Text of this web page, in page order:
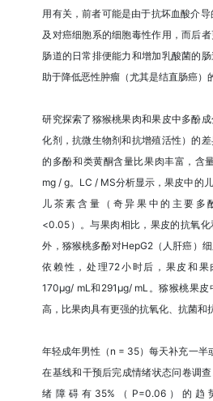
用有关，前者可能是由于抗坏血酸介
及对癌细胞系的细胞毒性作用，而后
肠道的日常排便能力和增加乳酸菌的
助于降低恶性肿瘤（尤其是结直肠癌）
研究探索了猕猴桃果肉和果皮中多酚
化剂，抗微生物剂和抗增殖活性）的
的多酚和类黄酮含量比果肉丰富，含
mg / g。LC / MS分析显示，果皮中的
儿茶素含量（奇异果中的主要多
<0.05）。与果肉相比，果皮的抗氧
外，猕猴桃多酚对HepG2（人肝癌）
依赖性，处理72小时后，果皮和
170μg/ mL和291μg/ mL。猕猴桃果
高，比果肉具有更强的抗氧化、抗菌和
年轻成年男性（n = 35）每天补充一半
在基线和干预后完成情绪状态问卷调
绪障碍有35%（P=0.06）的趋